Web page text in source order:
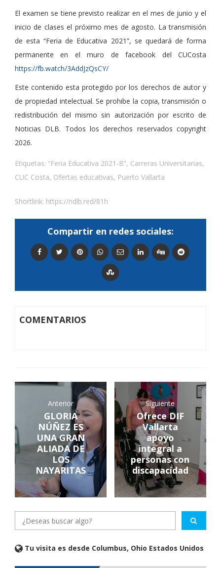
El examen se tiene previsto realizar en el mes de junio y el
inicio de clases el próximo mes de agosto. La transmisión
de esta “Feria de Educativa 2021”, se quedará de forma
permanente en el muro de facebook del CUCosta
https://fb.watch/3AddJzQsCY/
Este contenido esta protegido por los derechos de autor y
de propiedad intelectual. Se prohibe la copia, transmisión o
redistribución del mismo sin autorización por escrito de
Noticias DLB. Todos los derechos reservados copyright
2026.
Etiquetas: “Feria Educativa 2021-B”, Carreras Universitarias,
CUC Costa, Ofertas educativas, Puerto Vallarta
Shortlink: https://ndlb.red/81h
Compartir en redes sociales:
COMENTARIOS
Anterior
GLORIA
NÚÑEZ ES
UNA GRAN
ALIADA DE
LOS
NAYARITAS
Siguiente
Ofrece DIF
Vallarta
apoyo
integral a
personas con
discapacidad
Tu visita es desde Columbus, Ohio Estados Unidos